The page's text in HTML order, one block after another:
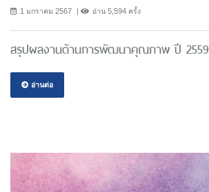
1 มกราคม 2567 อ่าน 5,594 ครั้ง
สรุปผลงานด้านการพัฒนาคุณภาพ ปี 2559
อ่านต่อ